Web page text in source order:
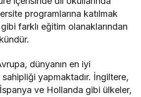
programlarına katılmak
farklı eğitim olanaklarından
dünyanın en iyi
yapmaktadır. İngiltere,
ve Hollanda gibi ülkeler,